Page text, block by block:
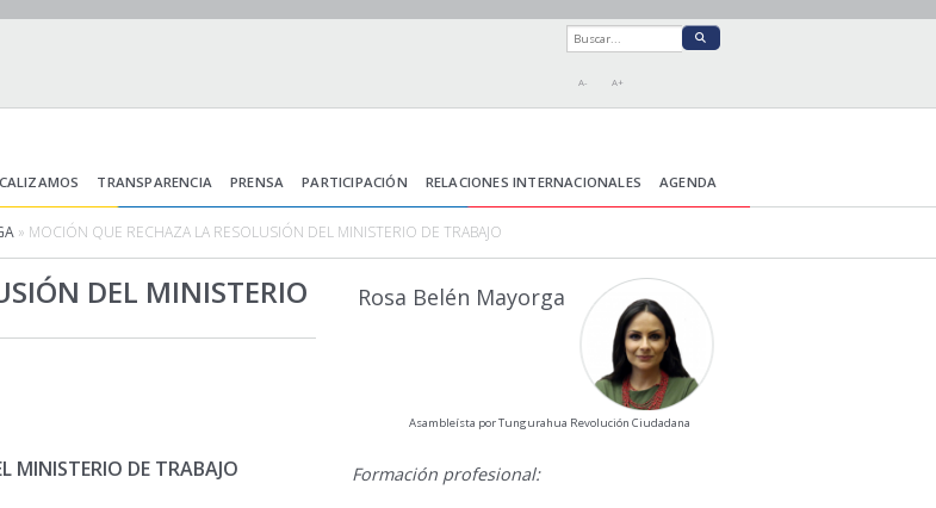
A- A+
TRANSPARENCIA PRENSA PARTICIPACIÓN RELACIONES INTERNACIONALES AGENDA
» MOCIÓN QUE RECHAZA LA RESOLUSIÓN DEL MINISTERIO DE TRABAJO
DEL MINISTERIO
MINISTERIO DE TRABAJO
Rosa Belén Mayorga
Asambleísta por Tungurahua Revolución Ciudadana
Formación profesional: